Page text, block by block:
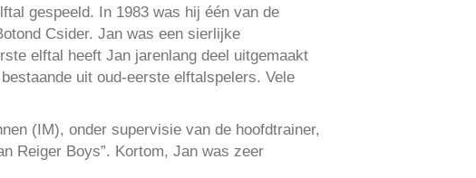
gespeeld. In 1983 was hij één van de
Csider. Jan was een sierlijke
elftal heeft Jan jarenlang deel uitgemaakt
uit oud-eerste elftalspelers. Vele
(IM), onder supervisie van de hoofdtrainer,
Reiger Boys”. Kortom, Jan was zeer